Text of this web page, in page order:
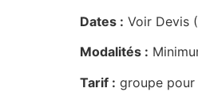
Dates : Voir Devis
Modalités :
Tarif : groupe